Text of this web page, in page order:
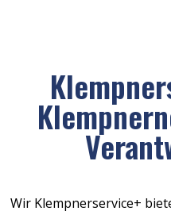
Wir Klempnerservice+